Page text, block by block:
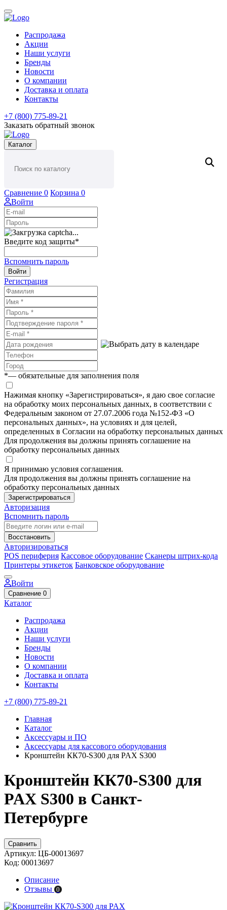
Распродажа
Акции
Наши услуги
Бренды
Новости
О компании
Доставка и оплата
Контакты
+7 (800) 775-89-21
Заказать обратный звонок
Каталог
Сравнение 0 Корзина 0
Войти
Введите код защиты*
Вспомнить пароль
Войти
Регистрация
*— обязательные для заполнения поля
Нажимая кнопку «Зарегистрироваться», я даю свое согласие
на обработку моих персональных данных, в соответствии с
Федеральным законом от 27.07.2006 года №152-ФЗ «О
персональных данных», на условиях и для целей,
определенных в Согласии на обработку персональных данных
Для продолжения вы должны принять соглашение на
обработку персональных данных
Я принимаю условия соглашения.
Для продолжения вы должны принять соглашение на
обработку персональных данных
Зарегистрироваться
Авторизация
Вспомнить пароль
Восстановить
Авторизироваться
POS периферия Кассовое оборудование Сканеры штрих-кода
Принтеры этикеток Банковское оборудование
Войти
Сравнение 0
Каталог
Распродажа
Акции
Наши услуги
Бренды
Новости
О компании
Доставка и оплата
Контакты
+7 (800) 775-89-21
Главная
Каталог
Аксессуары и ПО
Аксессуары для кассового оборудования
Кронштейн КК70-S300 для PAX S300
Кронштейн КК70-S300 для
PAX S300 в Санкт-
Петербурге
Сравнить
Артикул: ЦБ-00013697
Код: 00013697
Описание
Отзывы 0